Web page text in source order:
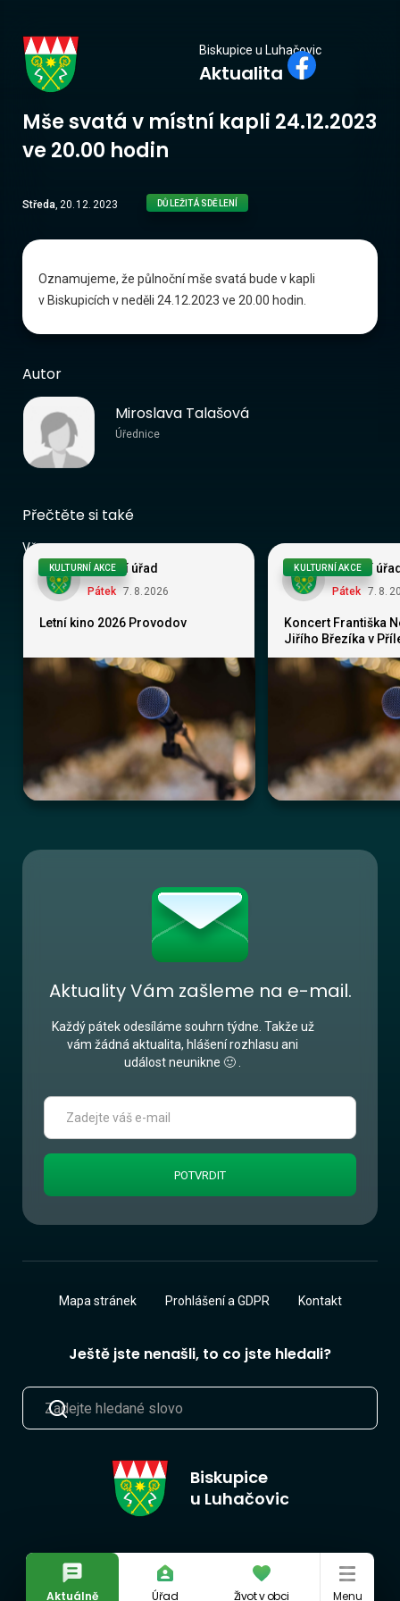
u Luhačovic
Aktuálně Úřad Život v obci Menu
Biskupice u Luhačovic
Aktualita
Mše svatá v místní kapli 24.12.2023
ve 20.00 hodin
Středa, 20.12. 2023 DŮLEŽITÁ SDĚLENÍ
Oznamujeme, že půlnoční mše svatá bude v kapli
v Biskupicích v neděli 24.12.2023 ve 20.00 hodin.
Autor
Miroslava Talašová
Úřednice
Přečtěte si také
Vše
Obecní úřad
Pátek 7. 8. 2026
Letní kino 2026 Provodov
KULTURNÍ AKCE Obecní
Pátek 7. 8.
Koncert Františka
Jiřího Březíka v
KULTURNÍ AKCE
Aktuality Vám zašleme na e-mail.
Každý pátek odesíláme souhrn týdne. Takže už
vám žádná aktualita, hlášení rozhlasu ani
událost neunikne 🙂 .
Biskupice
u Luhačovic
Ještě jste nenašli, to co jste hledali?
Mapa stránek Prohlášení a GDPR Kontakt